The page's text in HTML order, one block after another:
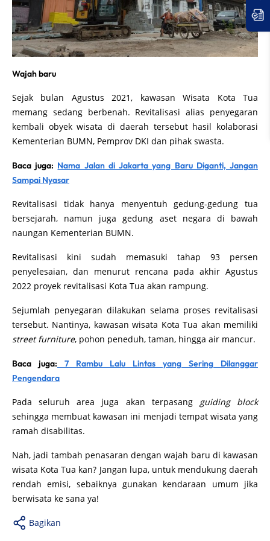
Wajah baru
Sejak bulan Agustus 2021, kawasan Wisata Kota Tua
memang sedang berbenah. Revitalisasi alias penyegaran
kembali obyek wisata di daerah tersebut hasil kolaborasi
Kementerian BUMN, Pemprov DKI dan pihak swasta.
Baca juga: Nama Jalan di Jakarta yang Baru Diganti, Jangan
Sampai Nyasar
Revitalisasi tidak hanya menyentuh gedung-gedung tua
bersejarah, namun juga gedung aset negara di bawah
naungan Kementerian BUMN.
Revitalisasi kini sudah memasuki tahap 93 persen
penyelesaian, dan menurut rencana pada akhir Agustus
2022 proyek revitalisasi Kota Tua akan rampung.
Sejumlah penyegaran dilakukan selama proses revitalisasi
tersebut. Nantinya, kawasan wisata Kota Tua akan memiliki
street furniture, pohon peneduh, taman, hingga air mancur.
Baca juga: 7 Rambu Lalu Lintas yang Sering Dilanggar
Pengendara
Pada seluruh area juga akan terpasang guiding block
sehingga membuat kawasan ini menjadi tempat wisata yang
ramah disabilitas.
Nah, jadi tambah penasaran dengan wajah baru di kawasan
wisata Kota Tua kan? Jangan lupa, untuk mendukung daerah
rendah emisi, sebaiknya gunakan kendaraan umum jika
berwisata ke sana ya!
Bagikan